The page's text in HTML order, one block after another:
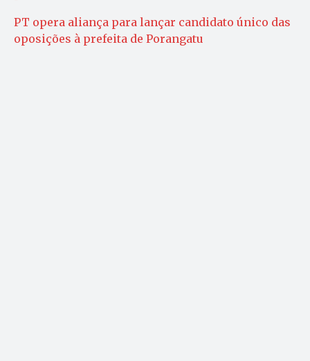
PT opera aliança para lançar candidato único das
oposições à prefeita de Porangatu